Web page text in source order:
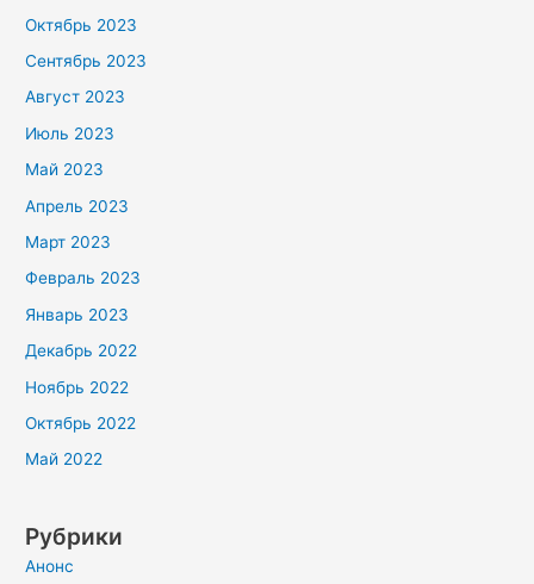
Октябрь 2023
Сентябрь 2023
Август 2023
Июль 2023
Май 2023
Апрель 2023
Март 2023
Февраль 2023
Январь 2023
Декабрь 2022
Ноябрь 2022
Октябрь 2022
Май 2022
Рубрики
Анонс